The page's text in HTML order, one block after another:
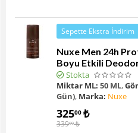
Sepette Ekstra İndirim
Nuxe Men 24h
Boyu Etkili
Stokta
Miktar ML: 50 ML,
Gün), Marka: Nuxe
32500 ₺
33900 ₺